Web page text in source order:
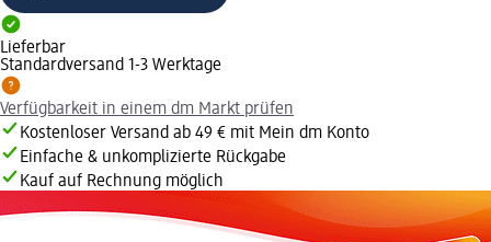
Lieferbar
Standardversand 1-3 Werktage
Verfügbarkeit in einem dm Markt prüfen
Kostenloser Versand ab 49 € mit Mein dm Konto
Einfache & unkomplizierte Rückgabe
Kauf auf Rechnung möglich